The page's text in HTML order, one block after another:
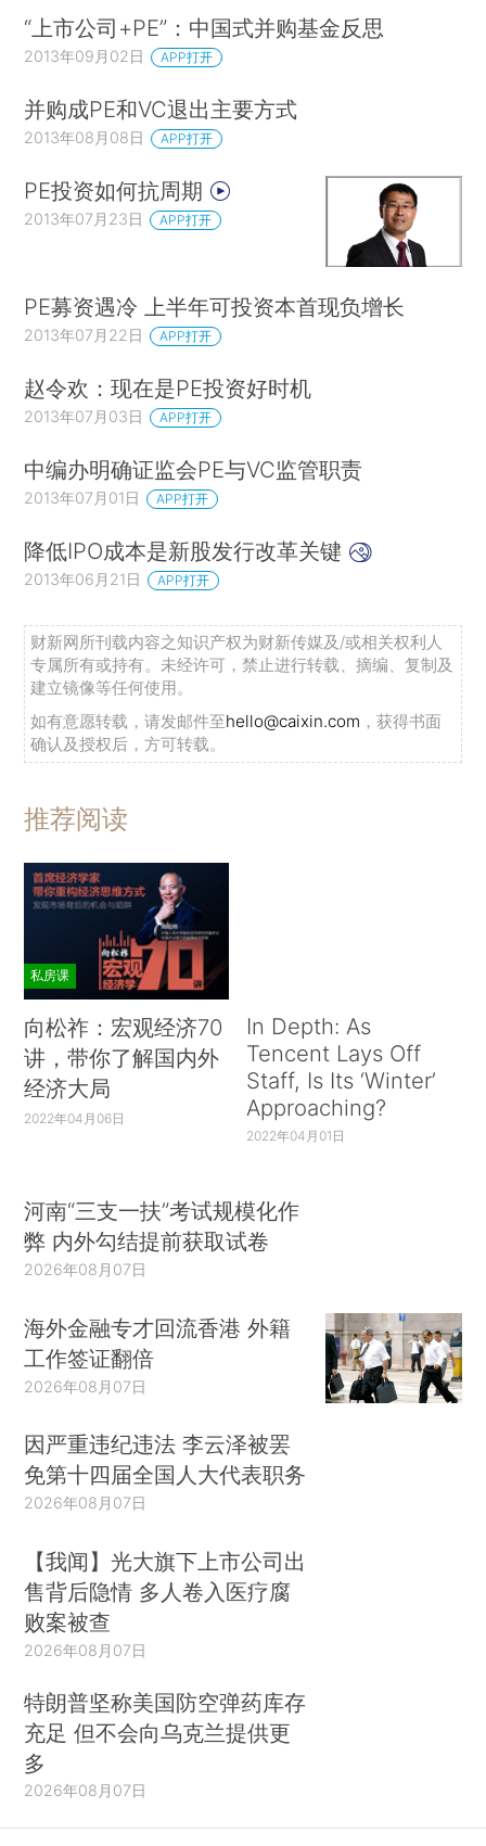
“上市公司+PE”：中国式并购基金反思
2013年09月02日 APP打开
并购成PE和VC退出主要方式
2013年08月08日 APP打开
PE投资如何抗周期
2013年07月23日 APP打开
PE募资遇冷 上半年可投资本首现负增长
2013年07月22日 APP打开
赵令欢：现在是PE投资好时机
2013年07月03日 APP打开
中编办明确证监会PE与VC监管职责
2013年07月01日 APP打开
降低IPO成本是新股发行改革关键
2013年06月21日 APP打开
财新网所刊载内容之知识产权为财新传媒及/或相关权利人
专属所有或持有。未经许可，禁止进行转载、摘编、复制及
建立镜像等任何使用。
如有意愿转载，请发邮件至hello@caixin.com ，获得书面
确认及授权后，方可转载。
推荐阅读
私房课
向松祚：宏观经济70
讲，带你了解国内外
经济大局
2022年04月06日
In Depth: As
Tencent Lays Off
Staff, Is Its ‘Winter’
Approaching?
2022年04月01日
河南“三支一扶”考试规模化作
弊 内外勾结提前获取试卷
2026年08月07日
海外金融专才回流香港 外籍
工作签证翻倍
2026年08月07日
因严重违纪违法 李云泽被罢
免第十四届全国人大代表职务
2026年08月07日
【我闻】光大旗下上市公司出
售背后隐情 多人卷入医疗腐
败案被查
2026年08月07日
特朗普坚称美国防空弹药库存
充足 但不会向乌克兰提供更
多
2026年08月07日